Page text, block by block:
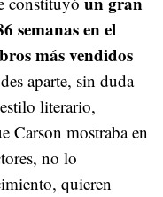
semanas en el
más vendidos
aparte, sin duda
literario,
Carson mostraba en
no lo
quieren